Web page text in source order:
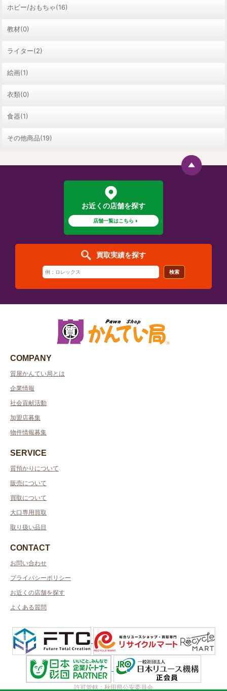
ホビー/おもちゃ(16)
教材(0)
ライター(2)
絵画(1)
衣類(0)
食器(1)
その他商品(19)
お近くの店舗を探す
店舗一覧はこちら
買取実績を探す
検索
COMPANY
質屋かんてい局とは
企業情報
社会貢献活動
加盟店募集
物件情報募集
SERVICE
質預かりについて
販売について
買取について
大口専用買取
取り扱い品目
CONTACT
お問い合わせ
プライバシーポリシー
お近くの店舗を探す
よくある質問
許可管轄：秋田県公安委員会